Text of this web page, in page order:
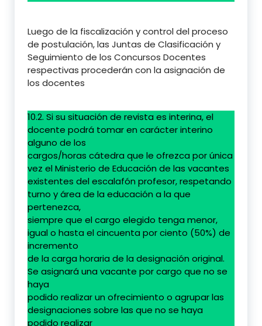
Luego de la fiscalización y control del proceso
de postulación, las Juntas de Clasificación y
Seguimiento de los Concursos Docentes
respectivas procederán con la asignación de
los docentes
10.2. Si su situación de revista es interina, el
docente podrá tomar en carácter interino
alguno de los
cargos/horas cátedra que le ofrezca por única
vez el Ministerio de Educación de las vacantes
existentes del escalafón profesor, respetando
turno y área de la educación a la que
pertenezca,
siempre que el cargo elegido tenga menor,
igual o hasta el cincuenta por ciento (50%) de
incremento
de la carga horaria de la designación original.
Se asignará una vacante por cargo que no se
haya
podido realizar un ofrecimiento o agrupar las
designaciones sobre las que no se haya
podido realizar